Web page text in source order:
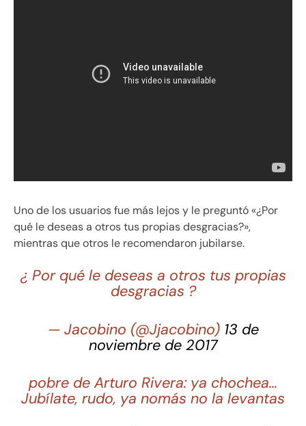
Uno de los usuarios fue más lejos y le preguntó «¿Por
qué le deseas a otros tus propias desgracias?»,
mientras que otros le recomendaron jubilarse.
¿ Por qué le deseas a otros tus propias
desgracias ?
— Jacobino (@Jjacobino) 13 de
noviembre de 2017
pobre de Arturo Rivera: ya chochea…
Jubílate, rudo, ya nomás no la levantas